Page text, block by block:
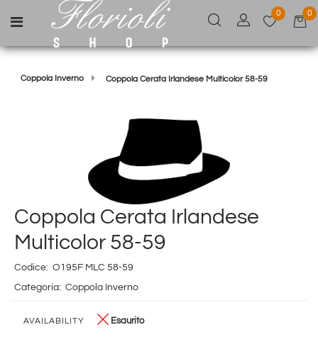
Open menu
0 0
Coppola Inverno Coppola Cerata Irlandese Multicolor 58-59
Coppola Cerata Irlandese
Multicolor 58-59
Codice: O195F MLC 58-59
Categoria: Coppola Inverno
AVAILABILITY Esaurito